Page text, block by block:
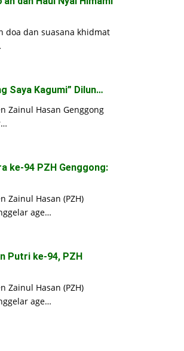
doa dan suasana khidmat
Saya Kagumi” Dilun…
Zainul Hasan Genggong
ke-94 PZH Genggong:
Zainul Hasan (PZH)
age…
Putri ke-94, PZH
Zainul Hasan (PZH)
age…